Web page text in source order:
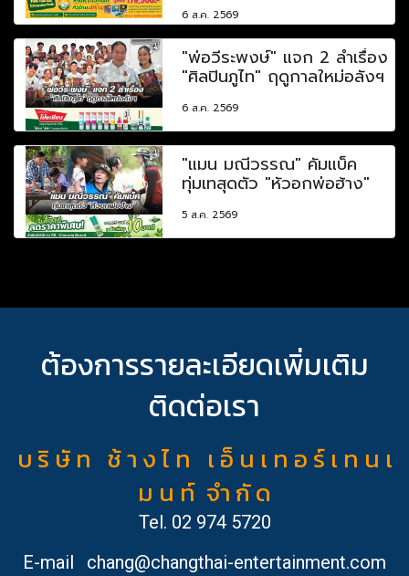
6 ส.ค. 2569
"พ่อวีระพงษ์" แจก 2 ลำเรื่อง
"ศิลปินภูไท" ฤดูกาลใหม่อลังฯ
6 ส.ค. 2569
"แมน มณีวรรณ" คัมแบ็ค
ทุ่มเทสุดตัว "หัวอกพ่อฮ้าง"
5 ส.ค. 2569
ต้องการรายละเอียดเพิ่มเติม
ติดต่อเรา
บ ริ ษั ท ช้ า ง ไ ท เ อ็ น เ ท อ ร์ เ ท น เ
ม น ท์ จำ กั ด
Tel. 02 974 5720
E-mail
chang@changthai-entertainment.com